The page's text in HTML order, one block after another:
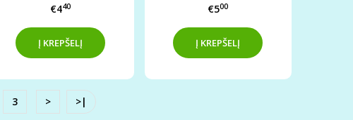
€440
ŠIKŠNOSPARNIAI
€500
3 > >|